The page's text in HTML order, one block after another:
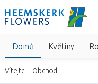
Domů Květiny
Vítejte Obchod